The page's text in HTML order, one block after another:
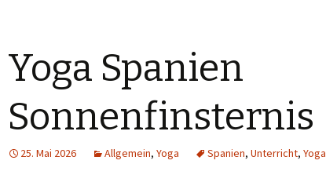
Yoga Spanien
Sonnenfinsternis
25. Mai 2026 Allgemein, Yoga Spanien, Unterricht, Yoga